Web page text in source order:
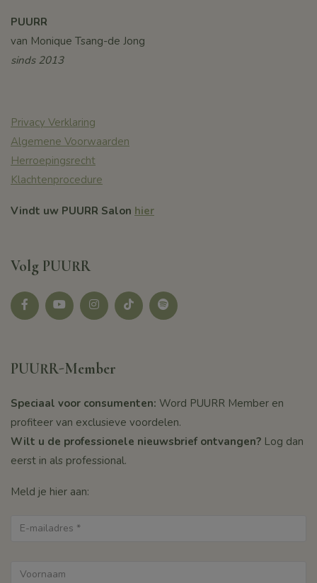
PUURR
van Monique Tsang-de Jong
sinds 2013
Privacy Verklaring
Algemene Voorwaarden
Herroepingsrecht
Klachtenprocedure
Vindt uw PUURR Salon hier
Volg PUURR
Facebook youtubeinstagramtikotk Spotify
PUURR-Member
Speciaal voor consumenten: Word PUURR Member en
profiteer van exclusieve voordelen.
Wilt u de professionele nieuwsbrief ontvangen? Log dan
eerst in als professional.
Meld je hier aan: